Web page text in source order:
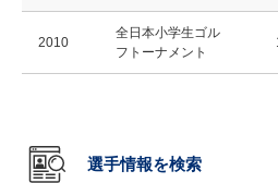
2010
全日本小学生ゴル
フトーナメント
選手情報を検索